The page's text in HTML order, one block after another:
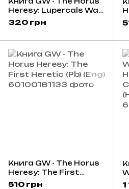
Heresy: Lupercals War
- a Horus Heresy
Anthology (Pb) (Eng)
320 грн
Книга GW - The Horus
Heresy: The First
Heretic (Pb) (Eng)
510 грн